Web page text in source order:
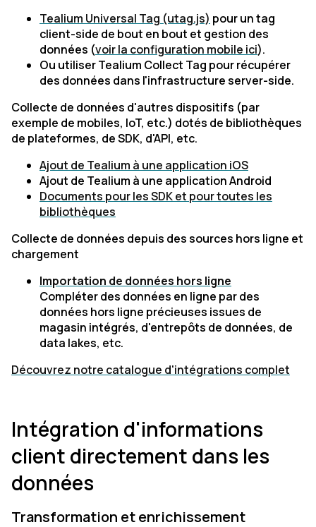
Tealium Universal Tag (utag.js) pour un tag
client-side de bout en bout et gestion des
données (voir la configuration mobile ici).
Ou utiliser Tealium Collect Tag pour récupérer
des données dans l'infrastructure server-side.
Collecte de données d'autres dispositifs (par
exemple de mobiles, IoT, etc.) dotés de bibliothèques
de plateformes, de SDK, d'API, etc.
Ajout de Tealium à une application iOS
Ajout de Tealium à une application Android
Documents pour les SDK et pour toutes les
bibliothèques
Collecte de données depuis des sources hors ligne et
chargement
Importation de données hors ligne
Compléter des données en ligne par des
données hors ligne précieuses issues de
magasin intégrés, d'entrepôts de données, de
data lakes, etc.
Découvrez notre catalogue d'intégrations complet
Intégration d'informations
client directement dans les
données
Transformation et enrichissement